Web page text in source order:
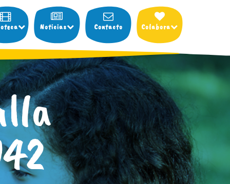
Noticias Contacto Colabora